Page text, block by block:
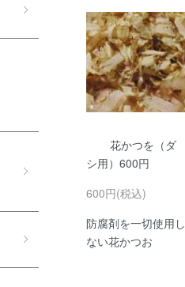
花かつを（ダ
シ用）600円
600円(税込)
防腐剤を一切使用し
ない花かつお